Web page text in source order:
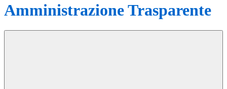
Amministrazione Trasparente